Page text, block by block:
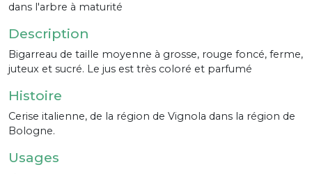
dans l'arbre à maturité
Description
Bigarreau de taille moyenne à grosse, rouge foncé, ferme,
juteux et sucré. Le jus est très coloré et parfumé
Histoire
Cerise italienne, de la région de Vignola dans la région de
Bologne.
Usages